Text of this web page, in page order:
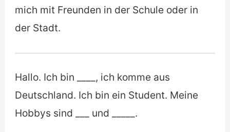
mich mit Freunden in der Schule oder in
der Stadt.
Hallo. Ich bin ____, ich komme aus
Deutschland. Ich bin ein Student. Meine
Hobbys sind ___ und _____.